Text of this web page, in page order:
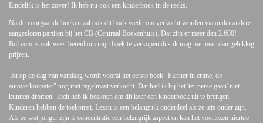
Eindelijk is het zover! Ik heb nu ook een kinderboek in de reeks.
Na de voorgaande boeken zal ook dit boek wederom verkocht worden via onder andere
aangesloten partijen bij het CB (Centraal Boekenhuis). Dat zijn er meer dan 2.600!
Bol.com is ook weer bereid om mijn boek te verkopen dus ik mag me meer dan gelukkig
prijzen.
Tot op de dag van vandaag wordt vooral het eerste boek "Partner in crime, de
autoverkoopster" nog met regelmaat verkocht. Dat had ik bij het 'ter perse gaan' niet
kunnen dromen. Toch heb ik besloten om dit keer een kinderboek uit te brengen.
Kinderen hebben de toekomst. Lezen is een belangrijk onderdeel als ze iets ouder zijn.
Als ze wat jonger zijn is concentratie een belangrijk aspect en kan het voorlezen hiertoe